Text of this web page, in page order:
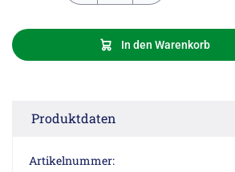
In den Warenkorb
Produktdaten
Artikelnummer: